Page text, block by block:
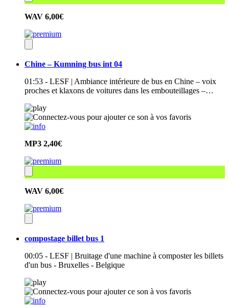
WAV 6,00€
Chine – Kumning bus int 04
01:53 - LESF | Ambiance intérieure de bus en Chine – voix
proches et klaxons de voitures dans les embouteillages –…
MP3 2,40€
WAV 6,00€
compostage billet bus 1
00:05 - LESF | Bruitage d'une machine à composter les billets
d'un bus - Bruxelles - Belgique